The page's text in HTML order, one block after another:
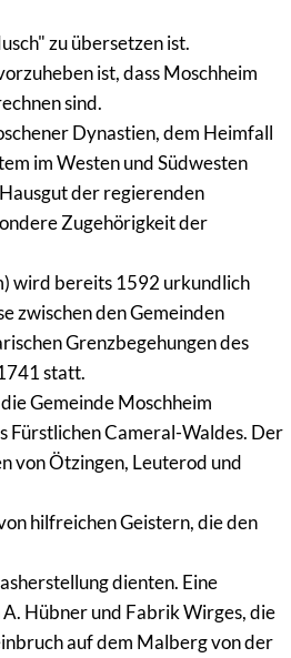
zu übersetzen ist.
ist, dass Moschheim
sind.
Dynastien, dem Heimfall
im Westen und Südwesten
der regierenden
Zugehörigkeit der
wird bereits 1592 urkundlich
zwischen den Gemeinden
Grenzbegehungen des
statt.
Gemeinde Moschheim
Fürstlichen Cameral-Waldes. Der
von Ötzingen, Leuterod und
hilfreichen Geistern, die den
dienten. Eine
Hübner und Fabrik Wirges, die
auf dem Malberg von der